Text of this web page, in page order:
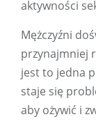
aktywności
Mężczyźni
przynajmniej
jest to jedna
staje się
aby ożywić i